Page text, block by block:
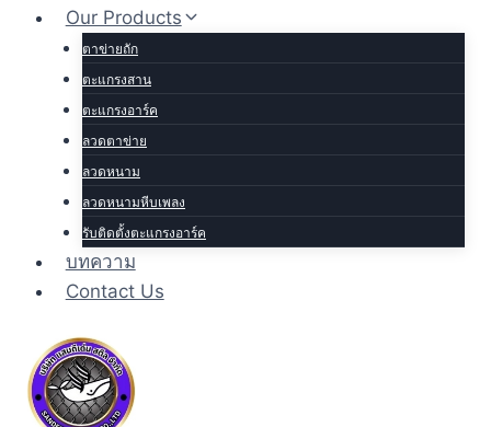
Our Products
ตาข่ายถัก
ตะแกรงสาน
ตะแกรงอาร์ค
ลวดตาข่าย
ลวดหนาม
ลวดหนามหีบเพลง
รับติดตั้งตะแกรงอาร์ค
บทความ
Contact Us